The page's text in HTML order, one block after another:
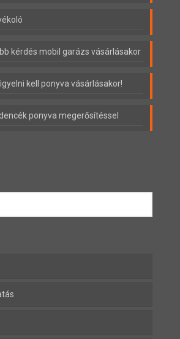
kérdés mobil garázs vásárlásakor
kell ponyva vásárlásakor!
ponyva megerősítéssel